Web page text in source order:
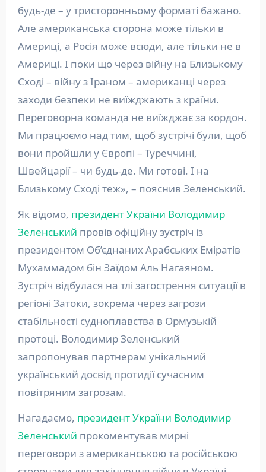
будь-де – у тристоронньому форматі бажано.
Але американська сторона може тільки в
Америці, а Росія може всюди, але тільки не в
Америці. І поки що через війну на Близькому
Сході – війну з Іраном – американці через
заходи безпеки не виїжджають з країни.
Переговорна команда не виїжджає за кордон.
Ми працюємо над тим, щоб зустрічі були, щоб
вони пройшли у Європі – Туреччині,
Швейцарії – чи будь-де. Ми готові. І на
Близькому Сході теж», – пояснив Зеленський.
Як відомо, президент України Володимир
Зеленський провів офіційну зустріч із
президентом Об’єднаних Арабських Еміратів
Мухаммадом бін Заїдом Аль Нагаяном.
Зустріч відбулася на тлі загострення ситуації в
регіоні Затоки, зокрема через загрози
стабільності судноплавства в Ормузькій
протоці. Володимир Зеленський
запропонував партнерам унікальний
український досвід протидії сучасним
повітряним загрозам.
Нагадаємо, президент України Володимир
Зеленський прокоментував мирні
переговори з американською та російською